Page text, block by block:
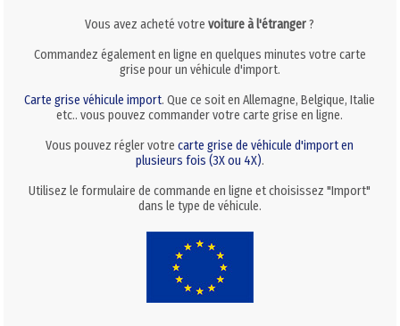
Vous avez acheté votrevoiture à l'étranger?
Commandez également en ligne en quelques minutes votre carte
grise pour un véhicule d'import.
Carte grise véhicule import. Que ce soit en Allemagne, Belgique, Italie
etc.. vous pouvez commander votre carte grise en ligne.
Vous pouvez régler votrecarte grise de véhicule d'import en
plusieurs fois (3X ou 4X).
Utilisez le formulaire de commande en ligne et choisissez "Import"
dans le type de véhicule.